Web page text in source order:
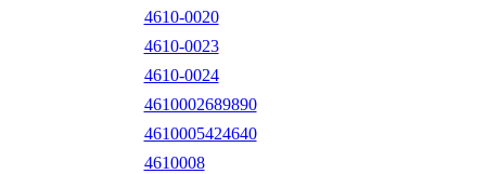
4610-0020
4610-0023
4610-0024
4610002689890
4610005424640
4610008